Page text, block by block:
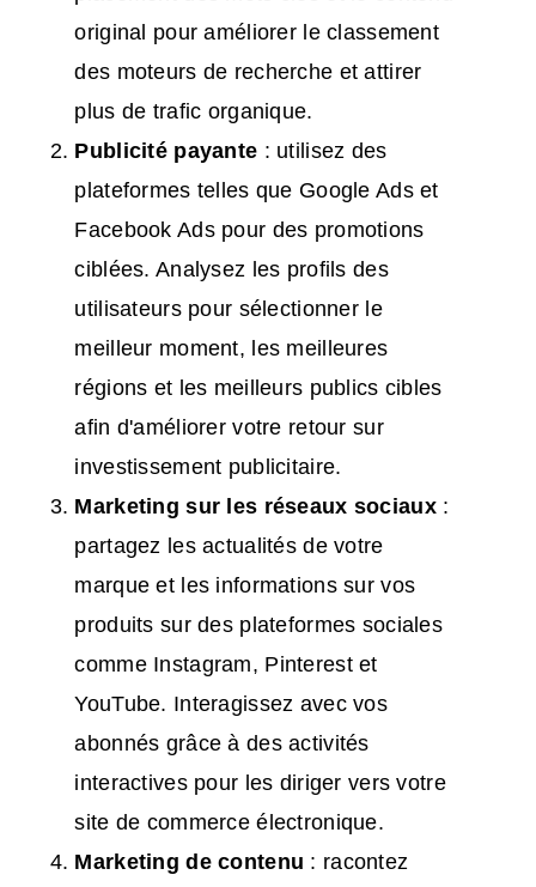
original pour améliorer le classement
des moteurs de recherche et attirer
plus de trafic organique.
Publicité payante : utilisez des
plateformes telles que Google Ads et
Facebook Ads pour des promotions
ciblées. Analysez les profils des
utilisateurs pour sélectionner le
meilleur moment, les meilleures
régions et les meilleurs publics cibles
afin d'améliorer votre retour sur
investissement publicitaire.
Marketing sur les réseaux sociaux:
partagez les actualités de votre
marque et les informations sur vos
produits sur des plateformes sociales
comme Instagram, Pinterest et
YouTube. Interagissez avec vos
abonnés grâce à des activités
interactives pour les diriger vers votre
site de commerce électronique.
Marketing de contenu : racontez